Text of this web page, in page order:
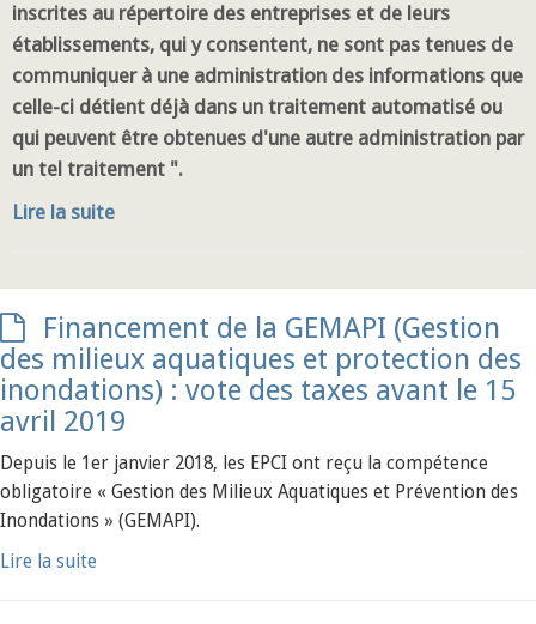
inscrites au répertoire des entreprises et de leurs
établissements, qui y consentent, ne sont pas tenues de
communiquer à une administration des informations que
celle-ci détient déjà dans un traitement automatisé ou
qui peuvent être obtenues d'une autre administration par
un tel traitement ".
Lire la suite
Financement de la GEMAPI (Gestion
des milieux aquatiques et protection des
inondations) : vote des taxes avant le 15
avril 2019
Depuis le 1er janvier 2018, les EPCI ont reçu la compétence
obligatoire « Gestion des Milieux Aquatiques et Prévention des
Inondations » (GEMAPI).
Lire la suite